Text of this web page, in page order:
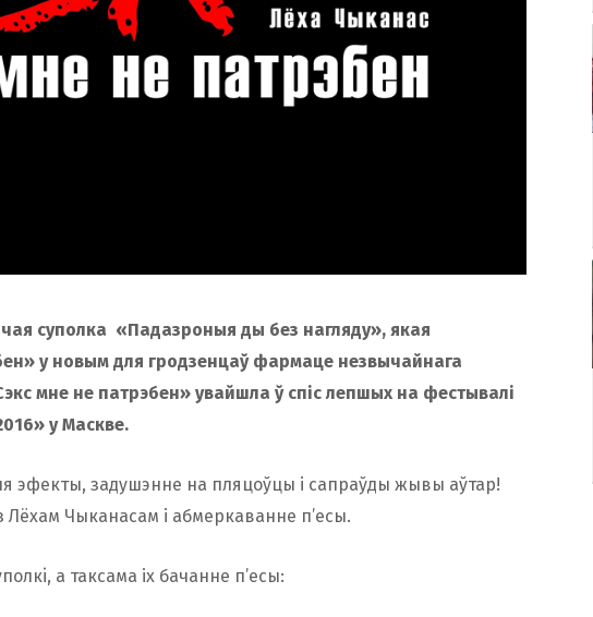
суполка «Падазроныя ды без нагляду», якая
у новым для гродзенцаў фармаце незвычайнага
мне не патрэбен» увайшла ў спіс лепшых на фестывалі
у Маскве.
эфекты, задушэнне на пляцоўцы і сапраўды жывы аўтар!
Лёхам Чыканасам і абмеркаванне п’есы.
а таксама іх бачанне п’есы: